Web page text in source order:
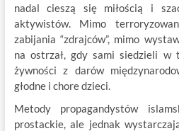
nadal cieszą się miłością i
aktywistów. Mimo
zabijania “zdrajców”, mimo
na ostrzał, gdy sami siedzieli w
żywności z darów
głodne i chore dzieci.
Metody propagandystów
prostackie, ale jednak